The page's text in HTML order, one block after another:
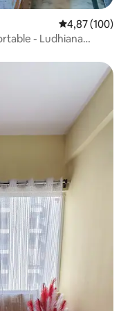
Évaluation
4,87 (100)
- Ludhiana